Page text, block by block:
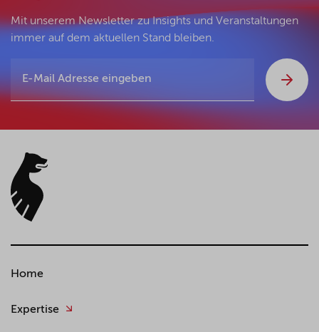
Mit unserem Newsletter zu Insights und Veranstaltungen
immer auf dem aktuellen Stand bleiben.
Home
Expertise